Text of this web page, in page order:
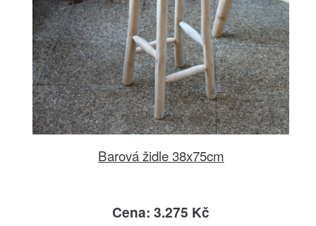
Barová židle 38x75cm
Cena: 3.275 Kč